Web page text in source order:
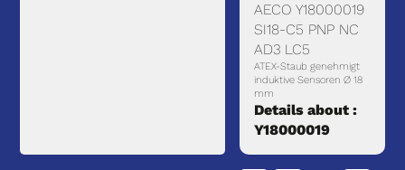
AECO Y18000019
SI18-C5 PNP NC
AD3 LC5
ATEX-Staub genehmigt
induktive Sensoren Ø 18
mm
Details about :
Y18000019